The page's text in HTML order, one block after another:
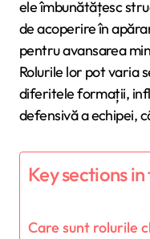
ele îmbunătățesc
de acoperire în
pentru avansarea
Rolurile lor pot varia
diferitele formații,
defensivă a echipei,
Key sections
Care sunt rolurile